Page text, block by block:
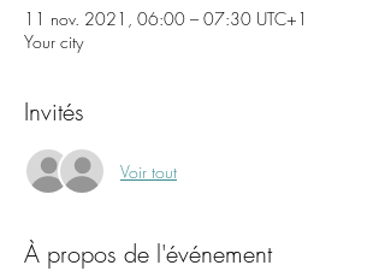
11 nov. 2021, 06:00 – 07:30 UTC+1
Your city
Invités
Voir tout
À propos de l'événement